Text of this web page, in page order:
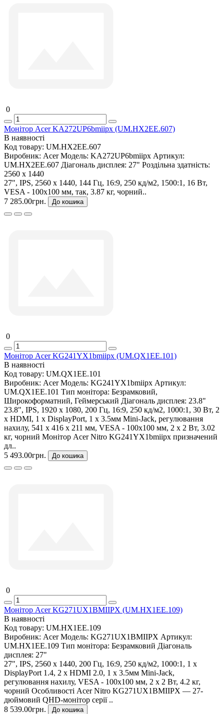
0
Монітор Acer KA272UP6bmiipx (UM.HX2EE.607)
В наявності
Код товару: UM.HX2EE.607
Виробник: Acer Модель: KA272UP6bmiipx Артикул:
UM.HX2EE.607 Діагональ дисплея: 27" Роздільна здатність:
2560 x 1440
27", IPS, 2560 x 1440, 144 Гц, 16:9, 250 кд/м2, 1500:1, 16 Вт,
VESA - 100x100 мм, так, 3.87 кг, чорний..
7 285.00грн.
До кошика
0
Монітор Acer KG241YX1bmiipx (UM.QX1EE.101)
В наявності
Код товару: UM.QX1EE.101
Виробник: Acer Модель: KG241YX1bmiipx Артикул:
UM.QX1EE.101 Тип монітора: Безрамковий,
Широкоформатний, Геймерський Діагональ дисплея: 23.8"
23.8", IPS, 1920 x 1080, 200 Гц, 16:9, 250 кд/м2, 1000:1, 30 Вт, 2
х HDMI, 1 х DisplayPort, 1 х 3.5мм Mini-Jack, регулювання
нахилу, 541 x 416 x 211 мм, VESA - 100x100 мм, 2 х 2 Вт, 3.02
кг, чорний Монітор Acer Nitro KG241YX1bmiipx призначений
дл..
5 493.00грн.
До кошика
0
Монітор Acer KG271UX1BMIIPX (UM.HX1EE.109)
В наявності
Код товару: UM.HX1EE.109
Виробник: Acer Модель: KG271UX1BMIIPX Артикул:
UM.HX1EE.109 Тип монітора: Безрамковий Діагональ
дисплея: 27"
27", IPS, 2560 x 1440, 200 Гц, 16:9, 250 кд/м2, 1000:1, 1 х
DisplayPort 1.4, 2 х HDMI 2.0, 1 х 3.5мм Mini-Jack,
регулювання нахилу, VESA - 100x100 мм, 2 х 2 Вт, 4.2 кг,
чорний Особливості Acer Nitro KG271UX1BMIIPX — 27-
дюймовий QHD-монітор серії ..
8 539.00грн.
До кошика